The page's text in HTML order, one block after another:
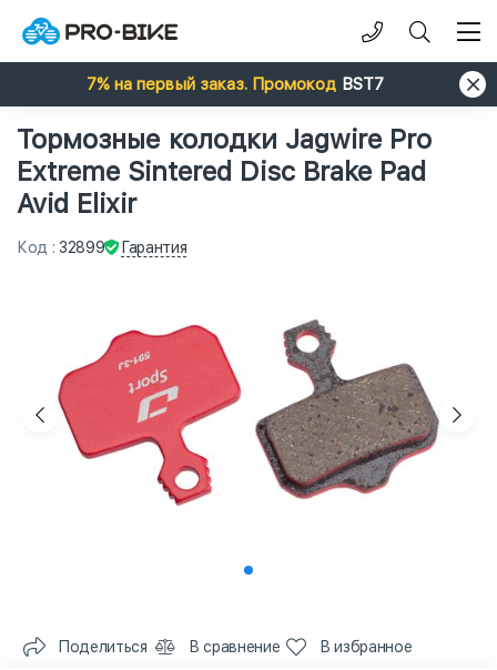
7% на первый заказ. Промокод BST7
Тормозные колодки Jagwire Pro
Extreme Sintered Disc Brake Pad
Avid Elixir
Код : 32899 Гарантия
Поделиться В сравнение В избранное